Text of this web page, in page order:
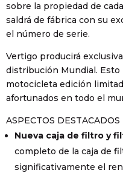
sobre la propiedad de
saldrá de fábrica con su
el número de serie.
Vertigo producirá
distribución Mundial. Esto
motocicleta edición
afortunados en todo el
ASPECTOS
Nueva caja de filtro y
completo de la caja de
significativamente el